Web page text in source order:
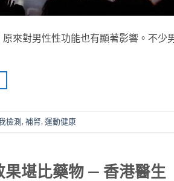
來對男性性功能也有顯著影響。不少
檢測,補腎,運動健康
堪比藥物 — 香港醫生